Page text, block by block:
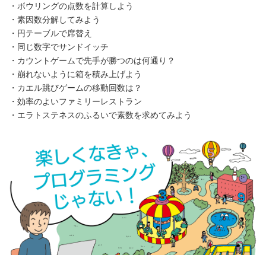
・ボウリングの点数を計算しよう
・素因数分解してみよう
・円テーブルで席替え
・同じ数字でサンドイッチ
・カウントゲームで先手が勝つのは何通り？
・崩れないように箱を積み上げよう
・カエル跳びゲームの移動回数は？
・効率のよいファミリーレストラン
・エラトステネスのふるいで素数を求めてみよう